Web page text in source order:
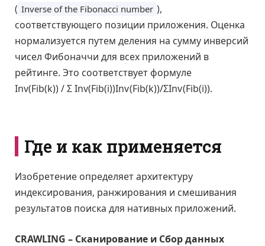
( Inverse of the Fibonacci number ),
соответствующего позиции приложения. Оценка
нормализуется путем деления на сумму инверсий
чисел Фибоначчи для всех приложений в
рейтинге. Это соответствует формуле
Inv(Fib(k)) / Σ Inv(Fib(i))Inv(Fib(k))/ΣInv(Fib(i)).
Где и как применяется
Изобретение определяет архитектуру
индексирования, ранжирования и смешивания
результатов поиска для нативных приложений.
CRAWLING – Сканирование и Сбор данных